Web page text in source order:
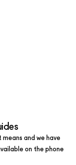
and we have
on the phone